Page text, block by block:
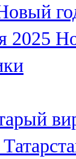
2025